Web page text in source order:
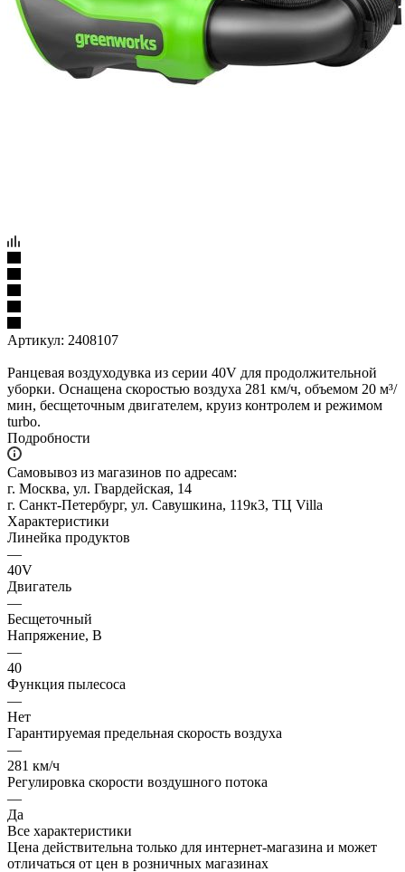
Артикул: 2408107
Ранцевая воздуходувка из серии 40V для продолжительной
уборки. Оснащена скоростью воздуха 281 км/ч, объемом 20 м³/
мин, бесщеточным двигателем, круиз контролем и режимом
turbo.
Подробности
Самовывоз из магазинов по адресам:
г. Москва, ул. Гвардейская, 14
г. Санкт-Петербург, ул. Савушкина, 119к3, ТЦ Villa
Характеристики
Линейка продуктов
—
40V
Двигатель
—
Бесщеточный
Напряжение, В
—
40
Функция пылесоса
—
Нет
Гарантируемая предельная скорость воздуха
—
281 км/ч
Регулировка скорости воздушного потока
—
Да
Все характеристики
Цена действительна только для интернет-магазина и может
отличаться от цен в розничных магазинах